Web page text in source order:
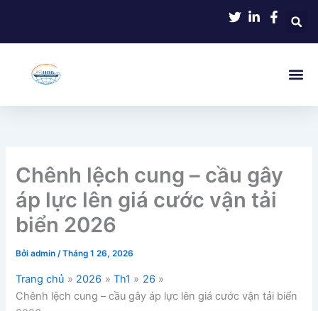
nội
Chênh lệch cung – cầu gây
áp lực lên giá cước vận tải
biển 2026
Bởiadmin/Tháng 1 26, 2026
Trang chủ 2026 Th1
26
Chênh lệch cung – cầu gây áp lực lên giá cước vận tải biển